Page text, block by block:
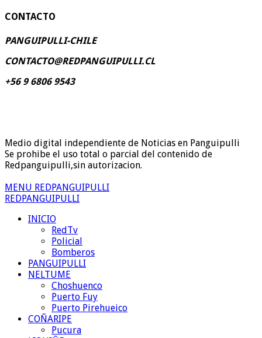
CONTACTO
PANGUIPULLI-CHILE
CONTACTO@REDPANGUIPULLI.CL
+56 9 6806 9543
Medio digital independiente de Noticias en Panguipulli
Se prohibe el uso total o parcial del contenido de
Redpanguipulli,sin autorizacion.
MENU REDPANGUIPULLI
REDPANGUIPULLI
INICIO
RedTv
Policial
Bomberos
PANGUIPULLI
NELTUME
Choshuenco
Puerto Fuy
Puerto Pirehueico
COÑARIPE
Pucura